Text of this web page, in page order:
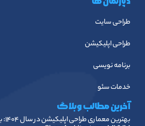
طراحی سایت
طراحی اپلیکیشن
برنامه نویسی
خدمات سئو
آخرین مطالب وبلاگ